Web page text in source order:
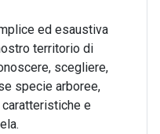
ed esaustiva
territorio di
scegliere,
specie arboree,
e